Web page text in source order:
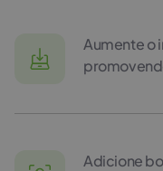
Aumente o
Adicione